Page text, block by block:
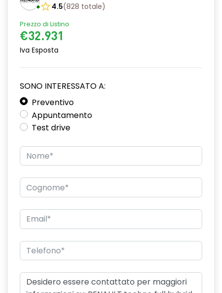
design cerchi in lega da 18'' diamantati black hole
disattivazione ADAS
distance warning avviso distanza di sicurezza
doppio fondo bagagliaio
driver display 10''
eCall funzionalità soggetta a copertura di rete;
compatibilità 2G/3G o 4G/5G a seconda del veicolo
mantenimento della corsia
fari posteriori FULL LED 3D con firma luminosa dinamica C-
SHAPE
frecce di direzione
freno di stazionamento elettrico con funzione Auto-Hold
gas climatizzatore 1234YF
HARM02
4.5(828 totale)
Prezzo di Listino
€32.931
Iva Esposta
SONO INTERESSATO A:
Preventivo
Appuntamento
Test drive